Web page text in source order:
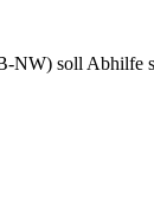
NW) soll Abhilfe